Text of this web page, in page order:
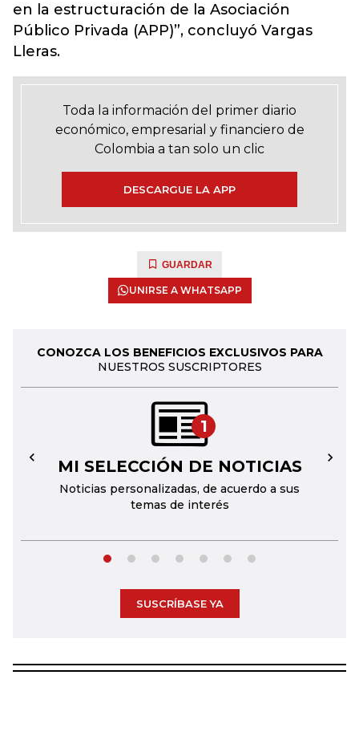
en la estructuración de la Asociación
Público Privada (APP)”, concluyó Vargas
Lleras.
Toda la información del primer diario
económico, empresarial y financiero de
Colombia a tan solo un clic
DESCARGUE LA APP
GUARDAR
UNIRSE A WHATSAPP
CONOZCA LOS BENEFICIOS EXCLUSIVOS PARA
NUESTROS SUSCRIPTORES
1
MI SELECCIÓN DE NOTICIAS
Noticias personalizadas, de acuerdo a sus
temas de interés
← →
SUSCRÍBASE YA